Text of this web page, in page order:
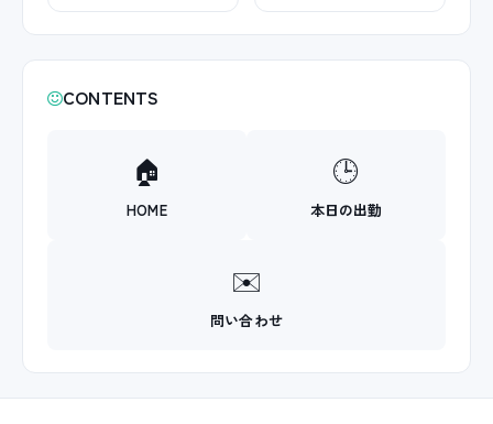
CONTENTS
🏠
HOME
🕒
本日の出勤
✉️
問い合わせ